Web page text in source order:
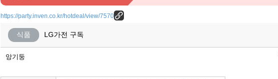
https://party.inven.co.kr/hotdeal/view/7570
식품 LG가전 구독
앙기둥